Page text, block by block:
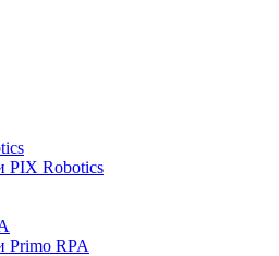
PIX Robotics
Primo RPA